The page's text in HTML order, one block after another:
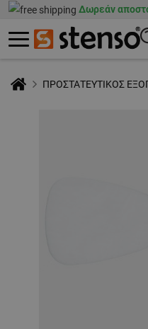
Δωρεάν
ΠΡΟΣΤΑΤΕΥΤΙΚΟΣ